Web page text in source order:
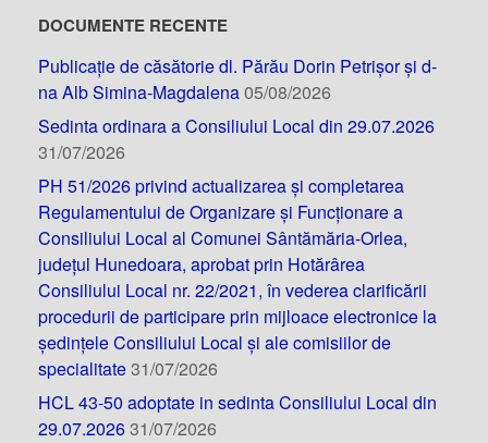
DOCUMENTE RECENTE
Publicație de căsătorie dl. Părău Dorin Petrișor și d-
na Alb Simina-Magdalena05/08/2026
Sedinta ordinara a Consiliului Local din 29.07.2026
31/07/2026
PH 51/2026 privind actualizarea și completarea
Regulamentului de Organizare și Funcționare a
Consiliului Local al Comunei Sântămăria-Orlea,
județul Hunedoara, aprobat prin Hotărârea
Consiliului Local nr. 22/2021, în vederea clarificării
procedurii de participare prin mijloace electronice la
ședințele Consiliului Local și ale comisiilor de
specialitate31/07/2026
HCL 43-50 adoptate in sedinta Consiliului Local din
29.07.202631/07/2026